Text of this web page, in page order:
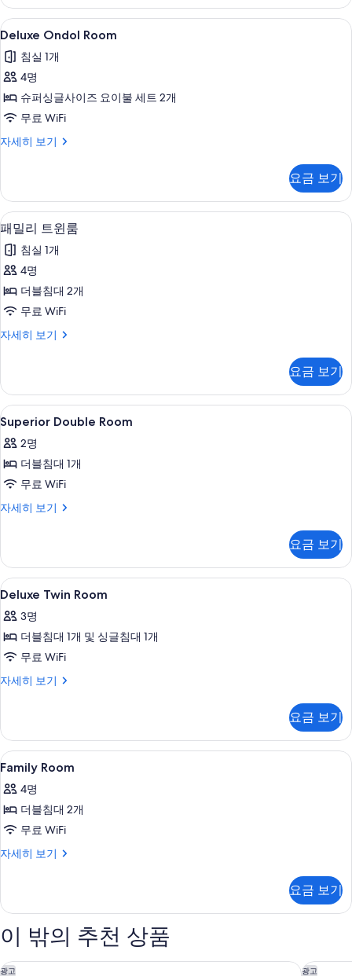
두
보
기
윈
룸
자
히
보
Deluxe
Ondol
Room
사
진
모
두
Deluxe Ondol Room | 객실 내 금고,
5
Deluxe Ondol Room
침실 1개
4명
슈퍼싱글사이즈 요이불 세트 2개
무료 WiFi
자세히 보기
Deluxe
세
히
보
기
요금 보기
패
밀
리
트
윈
사
모
두
보
기
객실 내 금고, 책상, 암막 커튼, 유아용
5
패밀리 트윈룸
침실 1개
4명
더블침대 2개
무료 WiFi
자세히 보기
패
윈
룸
자
히
보
요금 보기
Superior
Double
Room
사
진
모
기
객실 내 금고, 책상, 암막 커튼, 유아용
5
Superior Double Room
2명
더블침대 1개
무료 WiFi
자세히 보기
Superior
세
히
보
요금 보기
Deluxe
Twin
Room
사
진
모
기
객실 내 금고, 책상, 암막 커튼, 유아용
5
Deluxe Twin Room
3명
더블침대 1개 및 싱글침대 1개
무료 WiFi
자세히 보기
Deluxe
세
히
보
요금 보기
Family
Room
사
진
모
두
객실 내 금고, 책상, 암막 커튼, 유아용
2
Family Room
4명
더블침대 2개
무료 WiFi
자세히 보기
Family
히
기
요금 보기
이 밖의 추천 상품
광고
그랜드 조선 힐 스위트 광고
그랜드